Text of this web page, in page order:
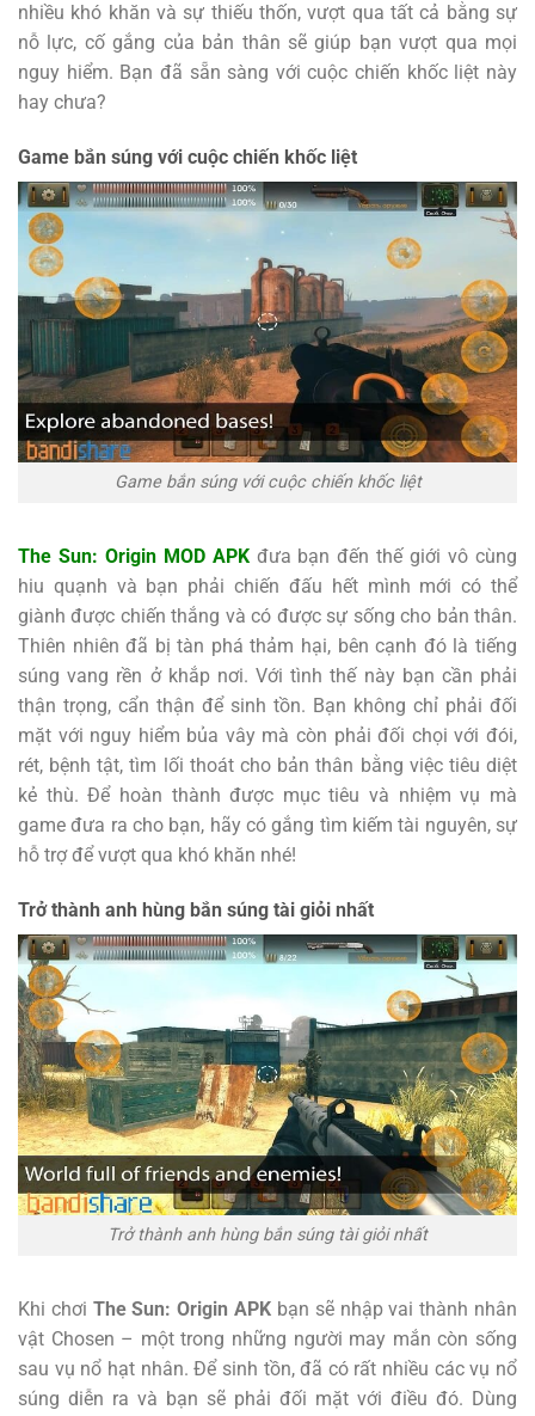
nhiều khó khăn và sự thiếu thốn, vượt qua tất cả bằng sự
nỗ lực, cố gắng của bản thân sẽ giúp bạn vượt qua mọi
nguy hiểm. Bạn đã sẵn sàng với cuộc chiến khốc liệt này
hay chưa?
Game bắn súng với cuộc chiến khốc liệt
Game bắn súng với cuộc chiến khốc liệt
The Sun: Origin MOD APKđưa bạn đến thế giới vô cùng
hiu quạnh và bạn phải chiến đấu hết mình mới có thể
giành được chiến thắng và có được sự sống cho bản thân.
Thiên nhiên đã bị tàn phá thảm hại, bên cạnh đó là tiếng
súng vang rền ở khắp nơi. Với tình thế này bạn cần phải
thận trọng, cẩn thận để sinh tồn. Bạn không chỉ phải đối
mặt với nguy hiểm bủa vây mà còn phải đối chọi với đói,
rét, bệnh tật, tìm lối thoát cho bản thân bằng việc tiêu diệt
kẻ thù. Để hoàn thành được mục tiêu và nhiệm vụ mà
game đưa ra cho bạn, hãy có gắng tìm kiếm tài nguyên, sự
hỗ trợ để vượt qua khó khăn nhé!
Trở thành anh hùng bắn súng tài giỏi nhất
Trở thành anh hùng bắn súng tài giỏi nhất
Khi chơi The Sun: Origin APK bạn sẽ nhập vai thành nhân
vật Chosen – một trong những người may mắn còn sống
sau vụ nổ hạt nhân. Để sinh tồn, đã có rất nhiều các vụ nổ
súng diễn ra và bạn sẽ phải đối mặt với điều đó. Dùng